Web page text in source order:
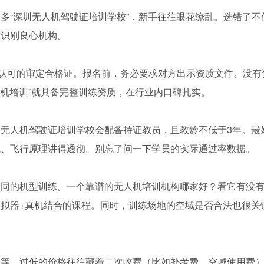
“深圳无人机驾驶证培训学校”，新手往往眼花缭乱。选错了不
别良心机构。
可的审定合格证。报名前，务必要求对方出示资质文件。没
培训”就具备完整训练资质，在行业内口碑扎实。
人机驾驶证培训学校会配备持证教员，且教龄不低于3年。最
行原理讲得透彻。别忘了问一下学员的实际通过率数据。
的机型训练。一个靠谱的无人机培训机构哪家好？看它有没
器+真机结合的课程。同时，训练场地的空域是否合法也很关